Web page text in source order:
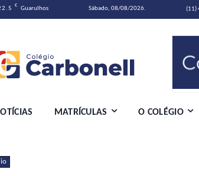
C Guarulhos Sábado, 08/08/2026. (11)
MATRÍCULAS O COLÉGIO